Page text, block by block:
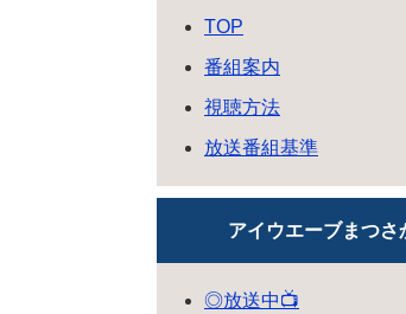
TOP
番組案内
視聴方法
放送番組基準
アイウエーブまつさ
◎放送中📺